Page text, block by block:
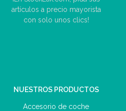
artículos a precio mayorista
con solo unos clics!
NUESTROS PRODUCTOS
Accesorio de coche